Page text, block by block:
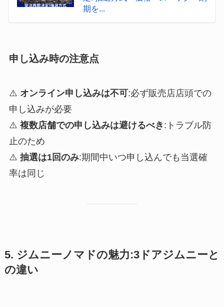
期を...
申し込み時の注意点
⚠️ オンライン申し込みは不可:必ず販売店店頭での
申し込みが必要
⚠️ 複数店舗での申し込みは避けるべき :トラブル防
止のため
⚠️ 抽選は1回のみ:期間中いつ申し込んでも当選確
率は同じ
5. ジムニーノマドの魅力:3ドアジムニーと
の違い